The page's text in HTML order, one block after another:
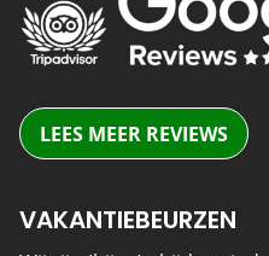
LEES MEER REVIEWS
VAKANTIEBEURZEN